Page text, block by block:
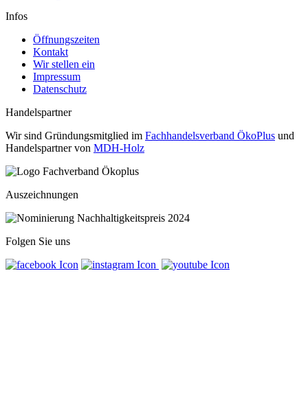
Infos
Öffnungszeiten
Kontakt
Wir stellen ein
Impressum
Datenschutz
Handelspartner
Wir sind Gründungsmitglied im Fachhandelsverband ÖkoPlus und
Handelspartner von MDH-Holz
Auszeichnungen
Folgen Sie uns